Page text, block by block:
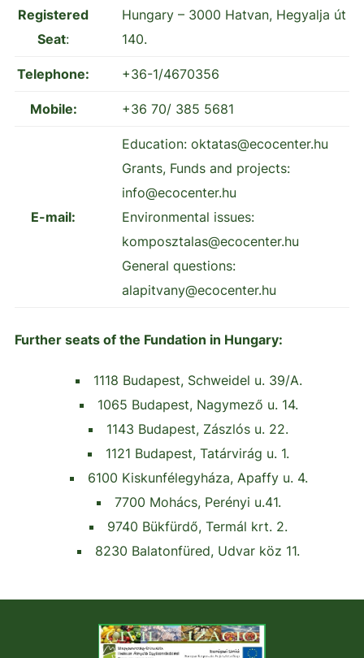
Registered
Seat:
Hungary – 3000 Hatvan, Hegyalja út
140.
Telephone: +36-1/4670356
Mobile: +36 70/ 385 5681
E-mail:
Education: oktatas@ecocenter.hu
Grants, Funds and projects:
info@ecocenter.hu
Environmental issues:
komposztalas@ecocenter.hu
General questions:
alapitvany@ecocenter.hu
Further seats of the Fundation in Hungary:
1118 Budapest, Schweidel u. 39/A.
1065 Budapest, Nagymező u. 14.
1143 Budapest, Zászlós u. 22.
1121 Budapest, Tatárvirág u. 1.
6100 Kiskunfélegyháza, Apaffy u. 4.
7700 Mohács, Perényi u.41.
9740 Bükfürdő, Termál krt. 2.
8230 Balatonfüred, Udvar köz 11.